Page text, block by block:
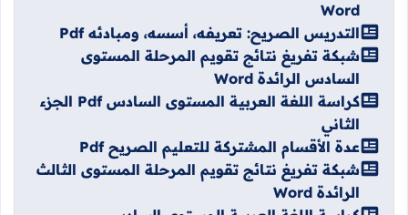
Word
التدريس الصريح: تعريفه، أسسه، ومبادئه Pdf
شبكة تفريغ نتائج تقويم المرحلة المستوى
السادس الرائدة Word
كراسة اللغة العربية المستوى السادس Pdf الجزء
الثاني
عدة الأقسام المشتركة للتعليم الصريح Pdf
شبكة تفريغ نتائج تقويم المرحلة المستوى الثالث
الرائدة Word